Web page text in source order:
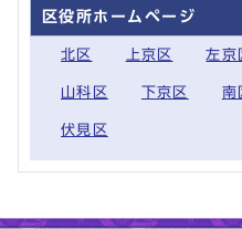
区役所ホームページ
北区 上京区 左京
山科区 下京区 南
伏見区